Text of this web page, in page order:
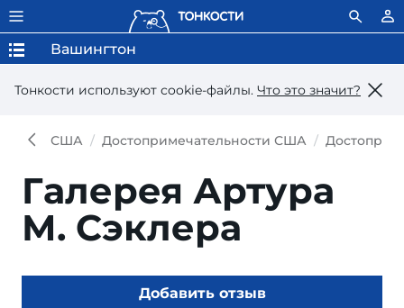
Тонкости используют сookie-файлы. Что это значит?
Вашингтон
США Достопримечательности США
Галерея Артура
М. Сэклера
Добавить отзыв